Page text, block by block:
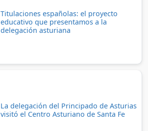
Titulaciones españolas: el proyecto
educativo que presentamos a la
delegación asturiana
La delegación del Principado de Asturias
visitó el Centro Asturiano de Santa Fe